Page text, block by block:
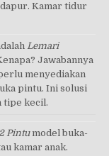
Kamar tidur
Lemari
Jawabannya
menyediakan
pintu. Ini solusi
tipe kecil.
Pintumodel buka-
kamar anak.